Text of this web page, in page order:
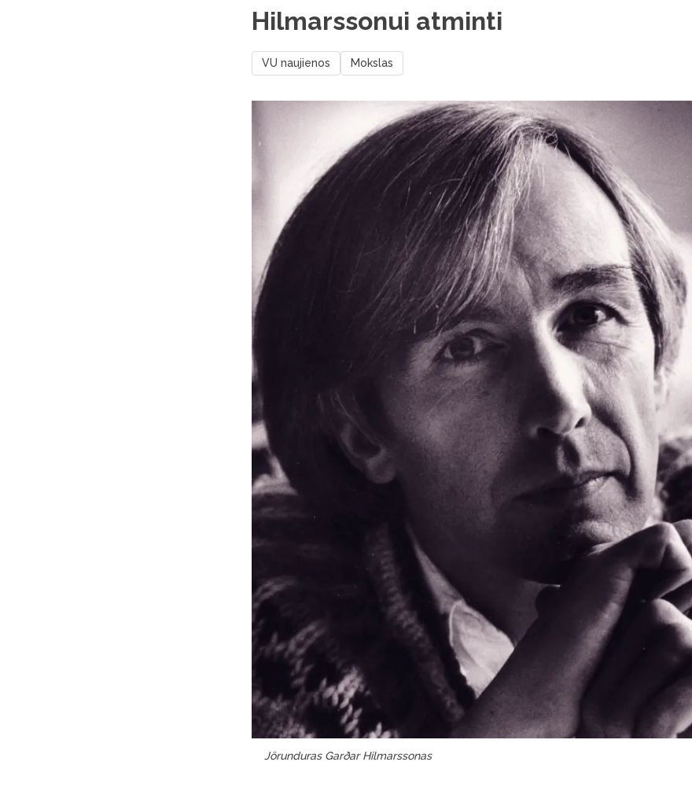
Hilmarssonui atminti
VU naujienos Mokslas
Jörunduras Garðar Hilmarssonas